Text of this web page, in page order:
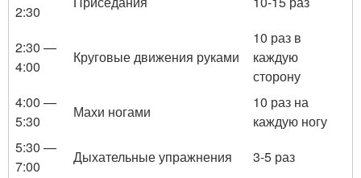
2:30
2:30 —
4:00
Круговые движения руками
10 раз в
каждую
сторону
4:00 —
5:30
Махи ногами
10 раз на
каждую ногу
5:30 —
7:00
Дыхательные упражнения 3-5 раз